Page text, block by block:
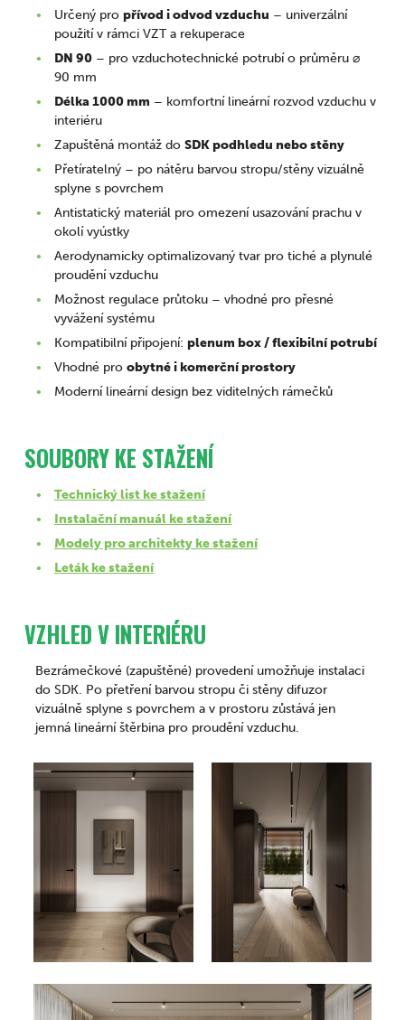
Určený pro přívod i odvod vzduchu – univerzální
použití v rámci VZT a rekuperace
DN 90 – pro vzduchotechnické potrubí o průměru ⌀
90 mm
Délka 1000 mm – komfortní lineární rozvod vzduchu v
interiéru
Zapuštěná montáž do SDK podhledu nebo stěny
Přetíratelný – po nátěru barvou stropu/stěny vizuálně
splyne s povrchem
Antistatický materiál pro omezení usazování prachu v
okolí vyústky
Aerodynamicky optimalizovaný tvar pro tiché a plynulé
proudění vzduchu
Možnost regulace průtoku – vhodné pro přesné
vyvážení systému
Kompatibilní připojení: plenum box / flexibilní potrubí
Vhodné pro obytné i komerční prostory
Moderní lineární design bez viditelných rámečků
SOUBORY KE STAŽENÍ
Technický list ke stažení
Instalační manuál ke stažení
Modely pro architekty ke stažení
Leták ke stažení
VZHLED V INTERIÉRU
Bezrámečkové (zapuštěné) provedení umožňuje instalaci
do SDK. Po přetření barvou stropu či stěny difuzor
vizuálně splyne s povrchem a v prostoru zůstává jen
jemná lineární štěrbina pro proudění vzduchu.